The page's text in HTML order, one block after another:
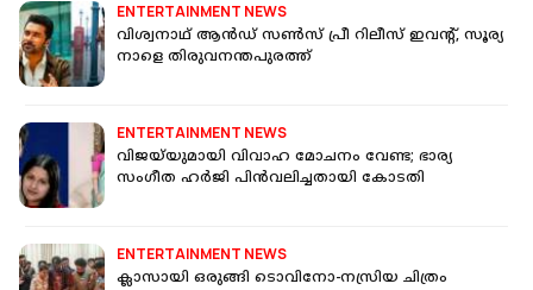
ENTERTAINMENT NEWS
വിശ്വനാഥ് ആന്‍ഡ് സണ്‍സ് പ്രീ റിലീസ് ഇവന്റ്, സൂര്യ
നാളെ തിരുവനന്തപുരത്ത്
ENTERTAINMENT NEWS
വിജയ്‌യുമായി വിവാഹ മോചനം വേണ്ട; ഭാര്യ
സംഗീത ഹര്‍ജി പിന്‍വലിച്ചതായി കോടതി
ENTERTAINMENT NEWS
ക്ലാസായി ഒരുങ്ങി ടൊവിനോ-നസ്രിയ ചിത്രം